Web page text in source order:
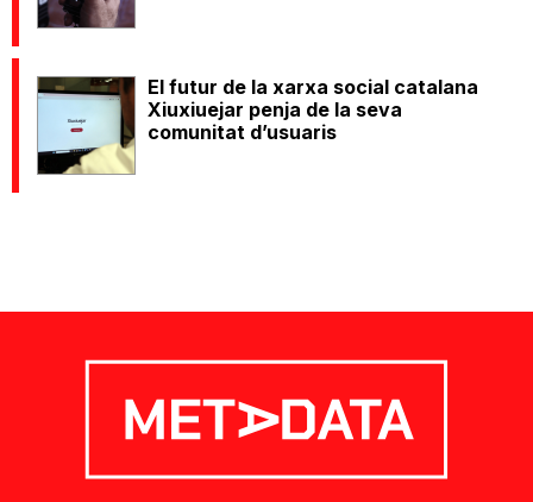
El futur de la xarxa social catalana
Xiuxiuejar penja de la seva
comunitat d’usuaris